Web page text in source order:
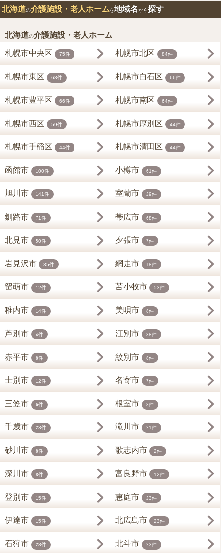
北海道の介護施設・老人ホームを地域名から探す
北海道の介護施設・老人ホーム
札幌市中央区 75件 札幌市北区 84件
札幌市東区 68件 札幌市白石区 66件
札幌市豊平区 66件 札幌市南区 64件
札幌市西区 59件 札幌市厚別区 44件
札幌市手稲区 44件 札幌市清田区 44件
函館市 100件 小樽市 61件
旭川市 141件 室蘭市 29件
釧路市 71件 帯広市 68件
北見市 50件 夕張市 7件
岩見沢市 35件 網走市 18件
留萌市 12件 苫小牧市 53件
稚内市 14件 美唄市 8件
芦別市 4件 江別市 38件
赤平市 8件 紋別市 8件
士別市 12件 名寄市 7件
三笠市 6件 根室市 8件
千歳市 23件 滝川市 21件
砂川市 8件 歌志内市 2件
深川市 8件 富良野市 12件
登別市 15件 恵庭市 23件
伊達市 15件 北広島市 23件
石狩市 28件 北斗市 23件